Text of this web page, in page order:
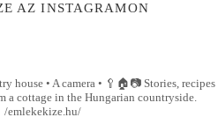
AZ INSTAGRAMON
house • A camera • 🥄🏠📷Stories, recipes
a cottage in the Hungarian countryside.
/emlekekize.hu/